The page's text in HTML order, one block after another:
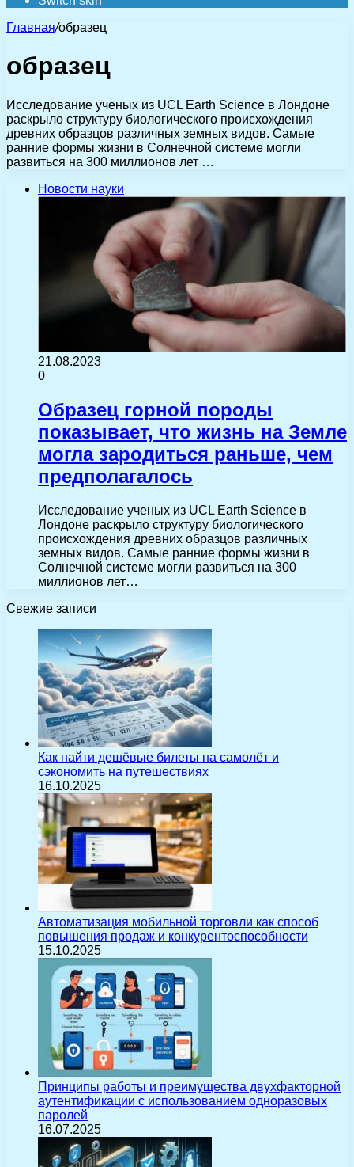
Главная/образец
образец
Исследование ученых из UCL Earth Science в Лондоне
раскрыло структуру биологического происхождения
древних образцов различных земных видов. Самые
ранние формы жизни в Солнечной системе могли
развиться на 300 миллионов лет …
Новости науки
21.08.2023
0
Образец горной породы
показывает, что жизнь на Земле
могла зародиться раньше, чем
предполагалось
Исследование ученых из UCL Earth Science в
Лондоне раскрыло структуру биологического
происхождения древних образцов различных
земных видов. Самые ранние формы жизни в
Солнечной системе могли развиться на 300
миллионов лет…
Свежие записи
Как найти дешёвые билеты на самолёт и
сэкономить на путешествиях
16.10.2025
Автоматизация мобильной торговли как способ
повышения продаж и конкурентоспособности
15.10.2025
Принципы работы и преимущества двухфакторной
аутентификации с использованием одноразовых
паролей
16.07.2025